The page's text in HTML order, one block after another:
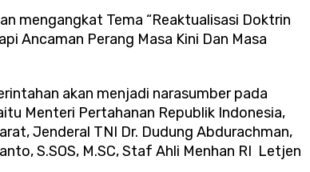
mengangkat Tema “Reaktualisasi Doktrin
Ancaman Perang Masa Kini Dan Masa
akan menjadi narasumber pada
Menteri Pertahanan Republik Indonesia,
Jenderal TNI Dr. Dudung Abdurachman,
S.SOS, M.SC, Staf Ahli Menhan RI Letjen